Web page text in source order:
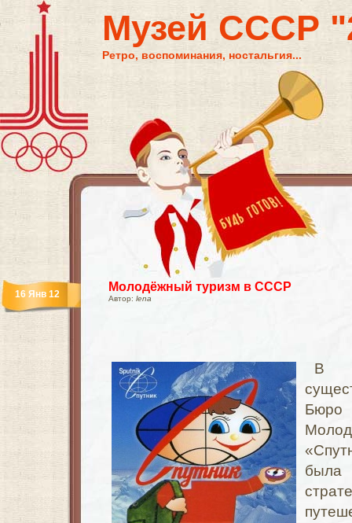
Музей СССР
Ретро, воспоминания, ностальгия...
Молодёжный туризм в СССР
Автор: lena
16 Янв 12
В
была